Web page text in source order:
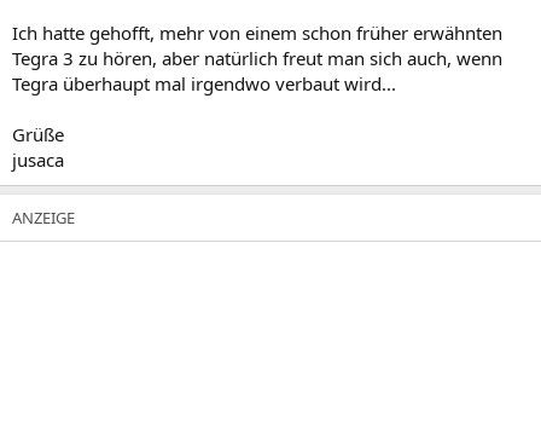
Ich hatte gehofft, mehr von einem schon früher erwähnten
Tegra 3 zu hören, aber natürlich freut man sich auch, wenn
Tegra überhaupt mal irgendwo verbaut wird...
Grüße
jusaca